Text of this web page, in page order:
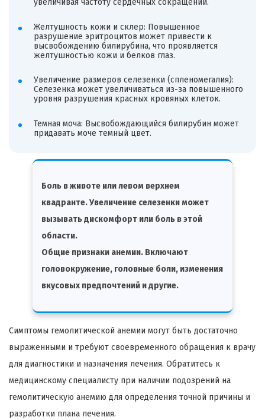
увеличивая частоту сердечных сокращений.
Желтушность кожи и склер: Повышенное
разрушение эритроцитов может привести к
высвобождению билирубина, что проявляется
желтушностью кожи и белков глаз.
Увеличение размеров селезенки (спленомегалия):
Селезенка может увеличиваться из-за повышенного
уровня разрушения красных кровяных клеток.
Темная моча: Высвобождающийся билирубин может
придавать моче темный цвет.
Боль в животе или левом верхнем
квадранте. Увеличение селезенки может
вызывать дискомфорт или боль в этой
области.
Общие признаки анемии. Включают
головокружение, головные боли, изменения
вкусовых предпочтений и другие.
Симптомы гемолитической анемии могут быть достаточно
выраженными и требуют своевременного обращения к врачу
для диагностики и назначения лечения. Обратитесь к
медицинскому специалисту при наличии подозрений на
гемолитическую анемию для определения точной причины и
разработки плана лечения.